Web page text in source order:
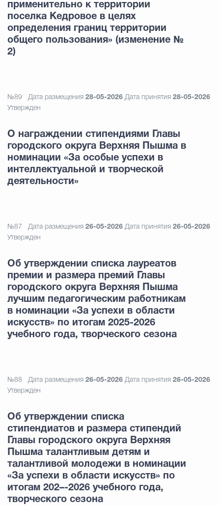
применительно к территории
поселка Кедровое в целях
определения границ территории
общего пользования» (изменение №
2)
№89 Дата размещения 28-05-2026 Дата принятия 28-05-2026
Утвержден
О награждении стипендиями Главы
городского округа Верхняя Пышма в
номинации «За особые успехи в
интеллектуальной и творческой
деятельности»
№87 Дата размещения 26-05-2026 Дата принятия 26-05-2026
Утвержден
Об утверждении списка лауреатов
премии и размера премий Главы
городского округа Верхняя Пышма
лучшим педагогическим работникам
в номинации «За успехи в области
искусств» по итогам 2025-2026
учебного года, творческого сезона
№88 Дата размещения 26-05-2026 Дата принятия 26-05-2026
Утвержден
Об утверждении списка
стипендиатов и размера стипендий
Главы городского округа Верхняя
Пышма талантливым детям и
талантливой молодежи в номинации
«За успехи в области искусств» по
итогам 202–-2026 учебного года,
творческого сезона